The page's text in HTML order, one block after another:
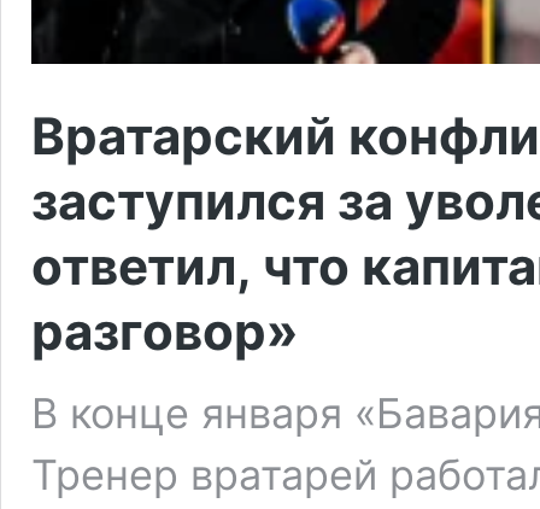
Вратарский
заступился за
ответил, что
разговор»
В конце января
Тренер вратарей